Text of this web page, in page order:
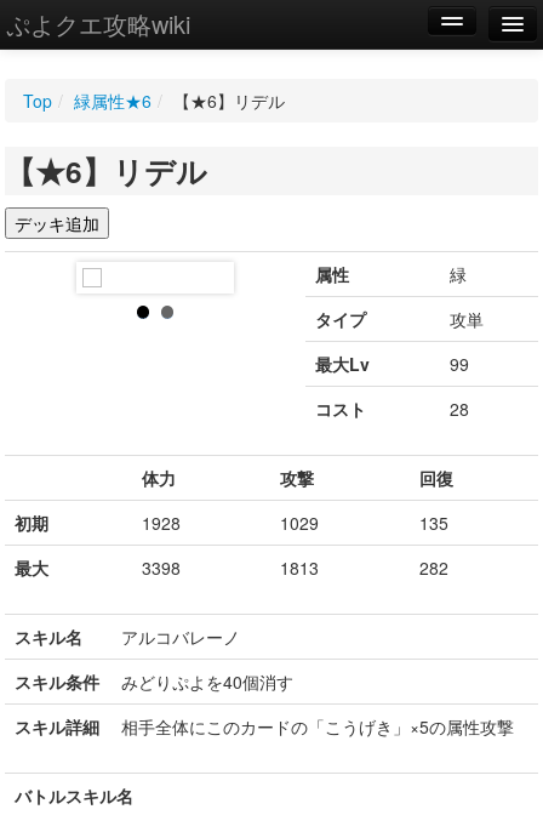
ぷよクエ攻略wiki
WIKI
設定
Top / 緑属性★6 / 【★6】リデル
【★6】リデル
属性
緑
タイプ
攻単
最大Lv
99
コスト
28
体力 攻撃
回復
初期
1928 1029
135
最大
3398 1813 282
スキル名
アルコバレーノ
スキル条件
みどりぷよを40個消す
スキル詳細
相手全体にこのカードの「こうげき」×5の属性攻撃
バトルスキル名